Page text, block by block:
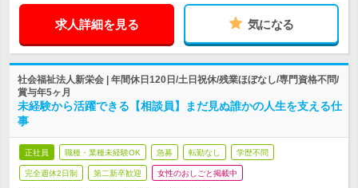
求人詳細を見る 気になる
社会福祉法人新栄会 | 年間休日120日/土日祝休/残業ほぼなし/専門資格不問/
賞与年5ヶ月
未経験から活躍できる【相談員】まだ見ぬ誰かの人生を支える仕
事
正社員 職種・業種未経験OK 急募 転勤なし 学歴不問
完全週休2日制 第二新卒歓迎 女性のおしごと掲載中